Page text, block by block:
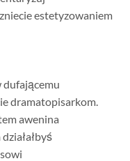
estetyzowaniem
dramatopisarkom.
awenina